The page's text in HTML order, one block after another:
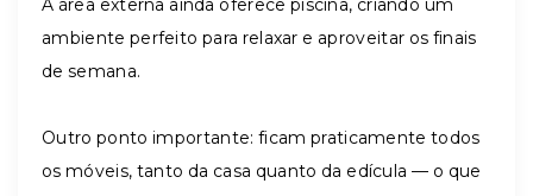
A área externa ainda oferece piscina, criando um
ambiente perfeito para relaxar e aproveitar os finais
de semana.
Outro ponto importante: ficam praticamente todos
os móveis, tanto da casa quanto da edícula — o que